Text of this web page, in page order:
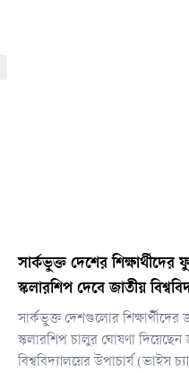
সার্কভুক্ত দেশের শিক্ষার্থীদের
স্কলারশিপ দেবে জাতীয়
সার্কভুক্ত দেশগুলোর
স্কলারশিপ চালুর ঘোষণা দিয়েছেন
বিশ্ববিদ্যালয়ের উপাচার্য (ভাইস